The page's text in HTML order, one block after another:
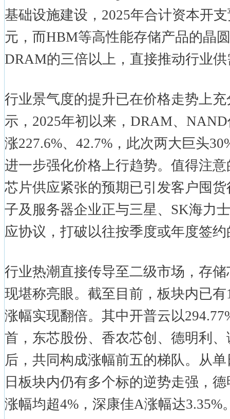
基础设施建设，2025年合计资本开
元，而HBM等高性能存储产品的晶
DRAM的三倍以上，直接推动行业
行业景气度的提升已在价格走势上
示，2025年初以来，DRAM、
涨227.6%、42.7%，此次两大巨头
进一步强化价格上行趋势。值得注
芯片供应紧张的预期已引发客户囤
子及服务器企业正与三星、SK海力
应协议，打破以往按季度或年度签
行业热潮直接传导至二级市场，存
现堪称亮眼。截至目前，板块内已
涨幅实现翻倍。其中开普云以
首，东芯股份、香农芯创、德明利
后，共同构成涨幅前五的梯队。从
日板块内仍有多个标的逆势走强，
涨幅均超4%，深康佳A涨幅达3.35%